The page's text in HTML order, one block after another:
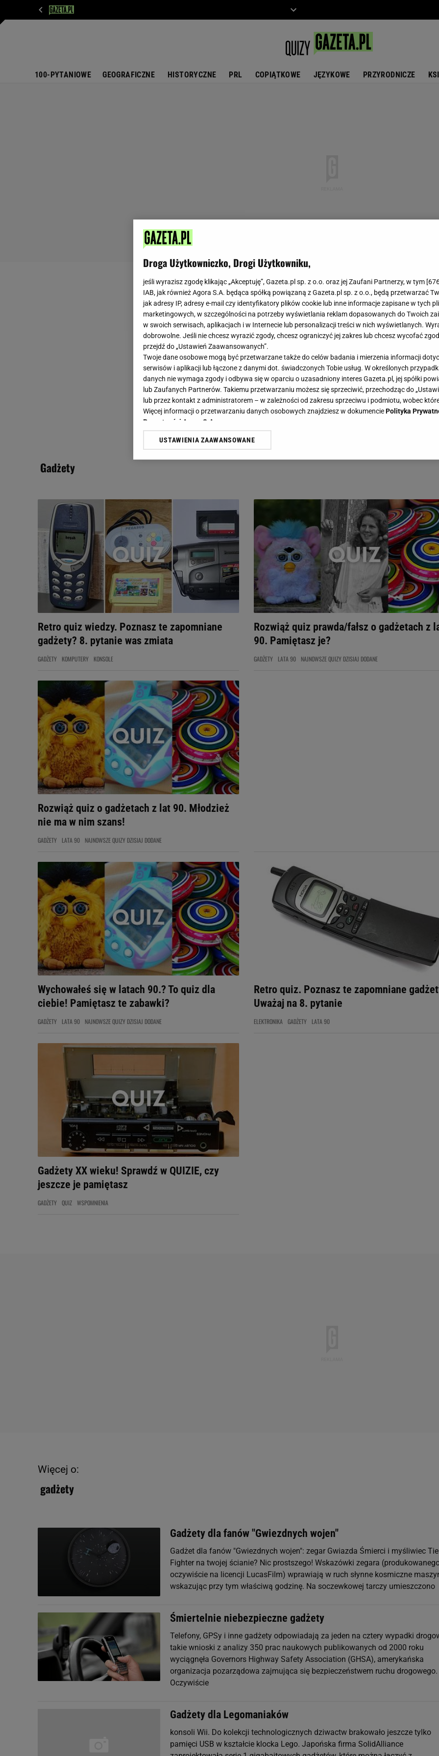
100-PYTANIOWE GEOGRAFICZNE HISTORYCZNE PRL COPIĄTKOWE JĘZYKOWE PRZYRODNICZE
gadżety
Retro quiz wiedzy. Poznasz te zapomniane
gadżety? 8. pytanie was zmiata
GADŻETY KOMPUTERY KONSOLE
Rozwiąż quiz prawda/fałsz o gadżetach z
90. Pamiętasz je?
GADŻETY LATA 90 NAJNOWSZE QUIZY DZISIAJ DODANE
Rozwiąż quiz o gadżetach z lat 90. Młodzież
nie ma w nim szans!
GADŻETY LATA 90 NAJNOWSZE QUIZY DZISIAJ DODANE
Wychowałeś się w latach 90.? To quiz dla
ciebie! Pamiętasz te zabawki?
GADŻETY LATA 90 NAJNOWSZE QUIZY DZISIAJ DODANE
Retro quiz. Poznasz te zapomniane
Uważaj na 8. pytanie
ELEKTRONIKA GADŻETY LATA 90
Gadżety XX wieku! Sprawdź w QUIZIE, czy
jeszcze je pamiętasz
GADŻETY QUIZ WSPOMNIENIA
Więcej o:
gadżety
Gadżety dla fanów "Gwiezdnych wojen"
Gadżet dla fanów "Gwiezdnych wojen": zegar Gwiazda Śmierci i myśliwiec Tie
Fighter na twojej ścianie? Nic prostszego! Wskazówki zegara
oczywiście na licencji LucasFilm) wprawiają w ruch słynne kosmiczne
wskazując przy tym właściwą godzinę. Na soczewkowej tarczy umieszczono
Śmiertelnie niebezpieczne gadżety
Telefony, GPSy i inne gadżety odpowiadają za jeden na cztery wypadki
takie wnioski z analizy 350 prac naukowych publikowanych od 2000 roku
wyciągnęła Governors Highway Safety Association (GHSA), amerykańska
organizacja pozarządowa zajmująca się bezpieczeństwem ruchu drogowego.
Oczywiście
Gadżety dla Legomaniaków
konsoli Wii. Do kolekcji technologicznych dziwactw brakowało jeszcze tylko
pamięci USB w kształcie klocka Lego. Japońska firma SolidAlliance
Droga Użytkowniczko, Drogi Użytkowniku,
jeśli wyrazisz zgodę klikając „Akceptuję”, Gazeta.pl sp. z o.o. oraz jej Zaufani Partnerzy, w tym [
IAB, jak również Agora S.A. będąca spółką powiązaną z Gazeta.pl sp. z o.o., będą przetwarzać
jak adresy IP, adresy e-mail czy identyfikatory plików cookie lub inne informacje zapisane w tych
marketingowych, w szczególności na potrzeby wyświetlania reklam dopasowanych do Twoich
w swoich serwisach, aplikacjach i w Internecie lub personalizacji treści w nich wyświetlanych.
dobrowolne. Jeśli nie chcesz wyrazić zgody, chcesz ograniczyć jej zakres lub chcesz wycofać
przejdź do „Ustawień Zaawansowanych”.
Twoje dane osobowe mogą być przetwarzane także do celów badania i mierzenia informacji
serwisów i aplikacji lub łączone z danymi dot. świadczonych Tobie usług. W określonych
danych nie wymaga zgody i odbywa się w oparciu o uzasadniony interes Gazeta.pl, jej spółki
lub Zaufanych Partnerów. Takiemu przetwarzaniu możesz się sprzeciwić, przechodząc do
lub przez kontakt z administratorem – w zależności od zakresu sprzeciwu i podmiotu, wobec
Więcej informacji o przetwarzaniu danych osobowych znajdziesz w dokumenciePolityka
Prywatności Agora S.A.
Klikając „Akceptuję” wyrażasz też zgodę na zainstalowanie i przechowywanie plików cookie
My, nasi Zaufani Partnerzy i Agora S.A. możemy przetwarzać dane osobowe w następujących
Użycie dokładnych danych geolokalizacyjnych. Aktywne skanowanie charakterystyki urządzenia
Przechowywanie informacji na urządzeniu lub dostęp do nich. Spersonalizowane reklamy i treści,
badnie odbiorców i ulepszanie usług.
Lista Zaufanych Partnerów
USTAWIENIA ZAAWANSOWANE